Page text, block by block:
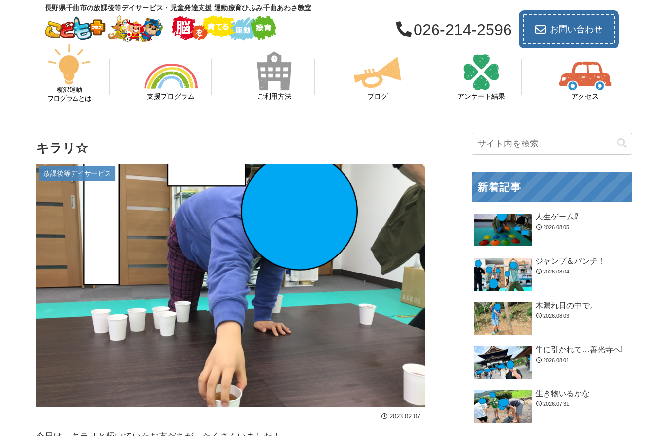
長野県千曲市の放課後等デイサービス・児童発達支援 運動療育ひふみ千曲あわさ教室
026-214-2596 お問い合わせ
柳沢運動
プログラムとは
支援プログラム ご利用方法 ブログ アンケート結果 アクセス
キラリ☆
放課後等デイサービス
2023.02.07
新着記事
人生ゲーム⁉
2026.08.05
ジャンプ＆パンチ！
2026.08.04
木漏れ日の中で。
2026.08.03
牛に引かれて…善光寺へ!
2026.08.01
生き物いるかな
2026.07.31